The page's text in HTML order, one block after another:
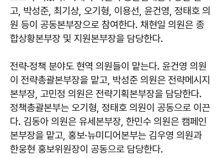
고, 박성준, 최기상, 오기형, 이용선, 윤건영, 정태호 의
원 등이 공동본부장으로 참여한다. 채현일 의원은 종
합상황본부장 및 지원본부장을 담당한다.
전략·정책 분야도 현역 의원들이 맡는다. 윤건영 의원
이 전략총괄본부장을 맡고, 박성준 의원은 전략메시지
본부장, 고민정 의원은 전략기획본부장을 담당한다.
정책총괄본부는 오기형, 정태호 의원이 공동으로 이끈
다. 김동아 의원은 유세본부장, 한민수 의원은 캠페인
본부장을 맡고, 홍보·뉴미디어본부는 김우영 의원과
한웅현 홍보위원장이 공동으로 담당한다.